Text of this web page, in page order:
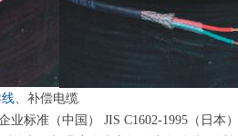
、补偿电缆
业标准（中国 ） JIS C1602-1995 （日本）